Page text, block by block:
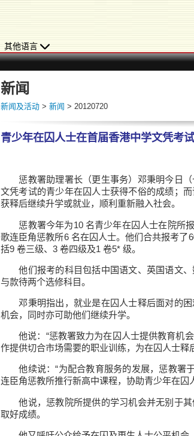
其他语言
新闻
新闻及活动 > 新闻 > 20120720
青少年在囚人士在首届香港中学文凭考
惩教署助理署长（更生事务）邓秉明今日（
文凭考试的青少年在囚人士获得不俗的成绩；
获释后继续升学或就业，顺利重新融入社会。
惩教署今年为10 名青少年在囚人士在院所报
歌连臣角惩教所6 名在囚人士。他们合共报考
括9 卷三级、3 卷四级及1 卷5* 级。
他们报考的科目包括中国语文、英国语文、
与款待两个选修科目。
邓秉明指出，就业是在囚人士释后面对的困
机会，同时亦可助他们继续升学。
他说：“惩教署致力为在囚人士提供教育机
作提供切合市场需要的职业训练，为在囚人士释
他续说：“为配合教育服务的发展，惩教署
连臣角惩教所推行新高中课程，协助青少年在
他说，惩教院所提供的学习机会并无别于其
取好成绩。